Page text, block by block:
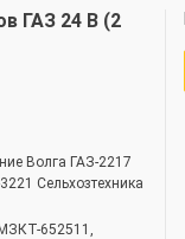
ГАЗ 24 В (2
Волга ГАЗ-2217
Сельхозтехника
652511,